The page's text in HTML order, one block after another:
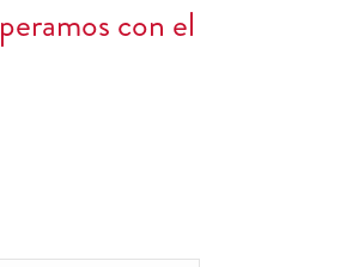
con el